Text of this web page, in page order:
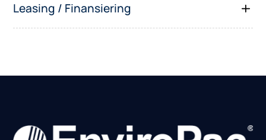
Leasing / Finansiering